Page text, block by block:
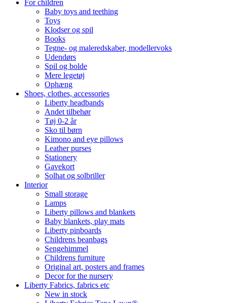
For children
Baby toys and teething
Toys
Klodser og spil
Books
Tegne- og maleredskaber, modellervoks
Udendørs
Spil og bolde
Mere legetøj
Ophæng
Shoes, clothes, accessories
Liberty headbands
Andet tilbehør
Tøj 0-2 år
Sko til børn
Kimono and eye pillows
Leather purses
Stationery
Gavekort
Solhat og solbriller
Interior
Small storage
Lamps
Liberty pillows and blankets
Baby blankets, play mats
Liberty pinboards
Childrens beanbags
Sengehimmel
Childrens furniture
Original art, posters and frames
Decor for the nursery
Liberty Fabrics, fabrics etc
New in stock